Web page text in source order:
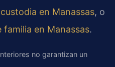
en Manassas, o
en Manassas.
no garantizan un